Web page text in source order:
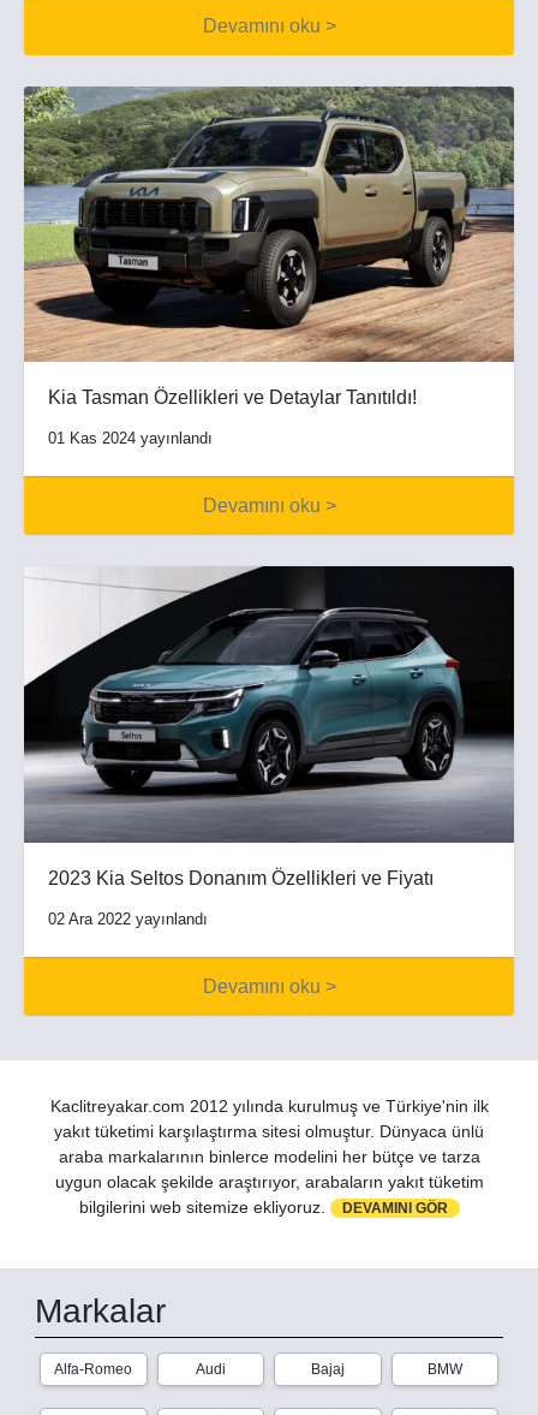
Devamını oku >
Kia Tasman Özellikleri ve Detaylar Tanıtıldı!
01 Kas 2024 yayınlandı
Devamını oku >
2023 Kia Seltos Donanım Özellikleri ve Fiyatı
02 Ara 2022 yayınlandı
Devamını oku >
Kaclitreyakar.com 2012 yılında kurulmuş ve Türkiye'nin ilk
yakıt tüketimi karşılaştırma sitesi olmuştur. Dünyaca ünlü
araba markalarının binlerce modelini her bütçe ve tarza
uygun olacak şekilde araştırıyor, arabaların yakıt tüketim
bilgilerini web sitemize ekliyoruz.
DEVAMINI GÖR
Markalar
Alfa-Romeo Audi Bajaj BMW